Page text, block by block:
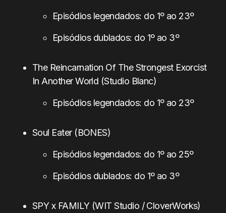
Episódios legendados: do 1º ao 23º
Episódios dublados: do 1º ao 3º
The Reincarnation Of The Strongest Exorcist
In Another World (Studio Blanc)
Episódios legendados: do 1º ao 23º
Soul Eater (BONES)
Episódios legendados: do 1º ao 25º
Episódios dublados: do 1º ao 3º
SPY x FAMILY (WIT Studio / CloverWorks)